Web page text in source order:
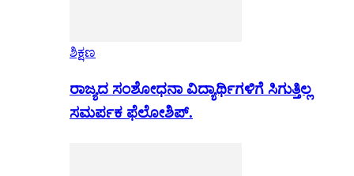
ಶಿಕ್ಷಣ
ರಾಜ್ಯದ ಸಂಶೋಧನಾ ವಿದ್ಯಾರ್ಥಿಗಳಿಗೆ ಸಿಗುತ್ತಿಲ್ಲ
ಸಮರ್ಪಕ ಫೆಲೋಶಿಪ್.